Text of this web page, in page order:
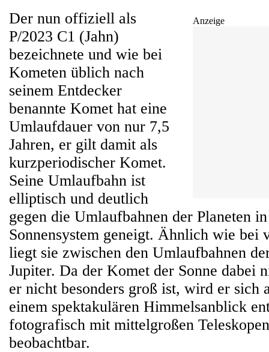
Anzeige
Der nun offiziell als
P/2023 C1 (Jahn)
bezeichnete und wie bei
Kometen üblich nach
seinem Entdecker
benannte Komet hat eine
Umlaufdauer von nur 7,5
Jahren, er gilt damit als
kurzperiodischer Komet.
Seine Umlaufbahn ist
elliptisch und deutlich
gegen die Umlaufbahnen der Planeten
Sonnensystem geneigt. Ähnlich wie bei
liegt sie zwischen den Umlaufbahnen
Jupiter. Da der Komet der Sonne dabei
er nicht besonders groß ist, wird er sich
einem spektakulären Himmelsanblick
fotografisch mit mittelgroßen
beobachtbar.